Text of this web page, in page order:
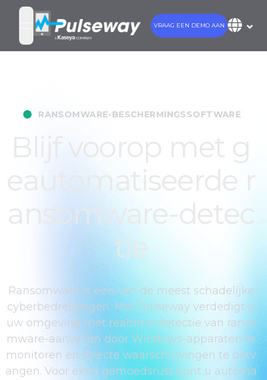
open navigation menu
VRAAG EEN DEMO AAN
• RANSOMWARE-BESCHERMINGSSOFTWARE
ansomware-detec
tie
Ransomware is een van de meest schadelijke
cyberbedreigingen. Met Pulseway verdedigt u
uw omgeving met realtime detectie van ranso
mware-aanvallen door Windows-apparaten te
monitoren en directe waarschuwingen te ontv
angen. Voor extra gemoedsrust kunt u automa